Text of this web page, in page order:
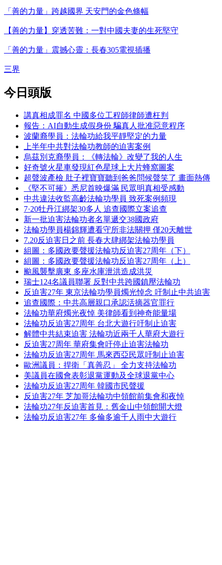
「善的力量」跨越國界 天安門的金色條幅
【善的力量】穿透苦難：一對中國夫妻的生死堅守
「善的力量」震撼心靈：長春305電視插播
三界
今日頭版
講真相成罪名 中國多位工程師律師遭枉判
報告：AI自動生成假身份 騙真人批准惡意程序
波蘭裔學員：法輪功給我平靜堅定的力量
上半年中共對法輪功教師的迫害案例
烏茲別克裔學員：《轉法輪》改變了我的人生
好奇號火星車發現紅色星球上大片蜂窩圖案
超聲波產檢 肚子裡寶寶聽到爸爸問候聲笑了 畫面熱傳
《堅不可摧》悉尼首映爆滿 民眾明真相受感動
中共違法收監高齡法輪功學員 致死案例頻現
7·20牡丹江綁架30多人 追查國際立案追查
新一批迫害法輪功者名單遞交38國政府
法輪功學員楊錦輝遭看守所非法關押 僅20天離世
7.20反迫害日之前 長春大肆綁架法輪功學員
組圖：多國政要聲援法輪功反迫害27周年（下）
組圖：多國政要聲援法輪功反迫害27周年（上）
颱風襲擊廣東 多座水庫泄洪造成洪災
瑞士124名議員聯署 反對中共跨國鎮壓法輪功
反迫害27年 東京法輪功學員燭光悼念 吁制止中共迫害
追查國際：中共高層親口承認活摘器官罪行
法輪功華府燭光夜悼 美律師看到神奇能量場
法輪功反迫害27周年 台北大遊行吁制止迫害
解體中共結束迫害 法輪功近兩千人華府大遊行
反迫害27周年 華府集會吁停止迫害法輪功
法輪功反迫害27周年 馬來西亞民眾吁制止迫害
歐洲議員：捍衛「真善忍」 全力支持法輪功
美議員在國會表彰退黨運動及全球退黨中心
法輪功反迫害27周年 韓國市民聲援
反迫害27年 芝加哥法輪功中領館前集會和夜悼
法輪功27年反迫害首見：舊金山中領館開大燈
法輪功反迫害27年 多倫多逾千人雨中大遊行